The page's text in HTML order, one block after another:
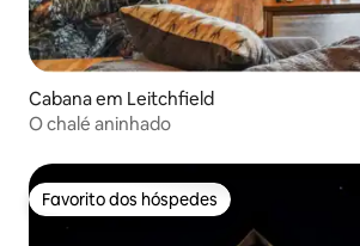
Cabana em Leitchfield
O chalé aninhado
Favorito dos hóspedes
Favorito dos hóspedes